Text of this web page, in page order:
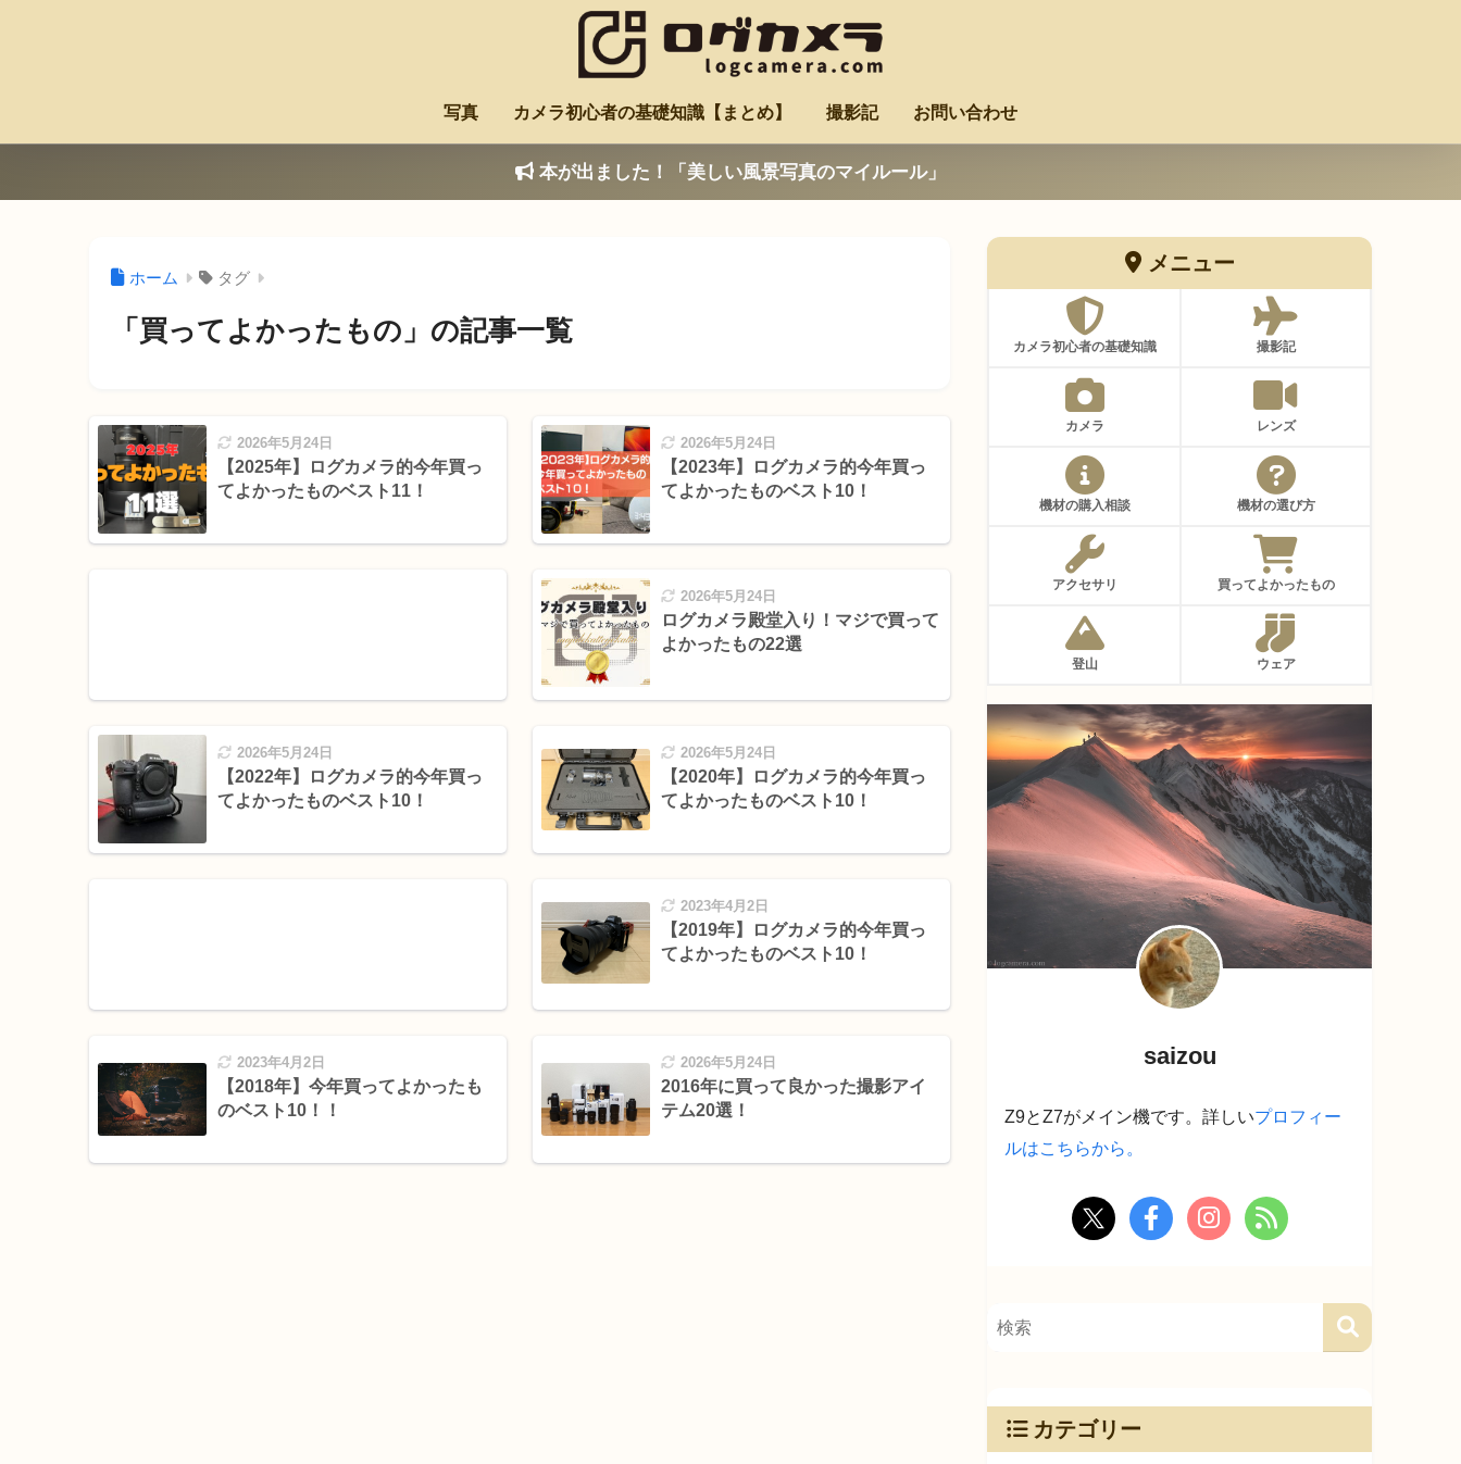
写真 カメラ初心者の基礎知識【まとめ】 撮影記 お問い合わせ
本が出ました！「美しい風景写真のマイルール」
ホーム タグ
「買ってよかったもの」の記事一覧
2026年5月24日
【2025年】ログカメラ的今年買っ
てよかったものベスト11！
2026年5月24日
【2023年】ログカメラ的今年買っ
てよかったものベスト10！
2026年5月24日
ログカメラ殿堂入り！マジで買って
よかったもの22選
2026年5月24日
【2022年】ログカメラ的今年買っ
てよかったものベスト10！
2026年5月24日
【2020年】ログカメラ的今年買っ
てよかったものベスト10！
2023年4月2日
【2019年】ログカメラ的今年買っ
てよかったものベスト10！
2023年4月2日
【2018年】今年買ってよかったも
のベスト10！！
2026年5月24日
2016年に買って良かった撮影アイ
テム20選！
メニュー
カメラ初心者の基礎知識 撮影記
カメラ レンズ
機材の購入相談 機材の選び方
アクセサリ 買ってよかったもの
登山 ウェア
saizou
Z9とZ7がメイン機です。詳しいプロフィー
ルはこちらから。
カテゴリー